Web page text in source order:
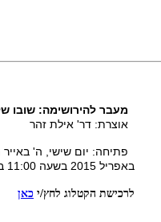
מעבר להירושימה: שובו
אוצרת: דר' אילת זהר
באפריל 2015 בשעה 11:00 בבוקר
לרכישת הקטלוג לחץ/י כאן